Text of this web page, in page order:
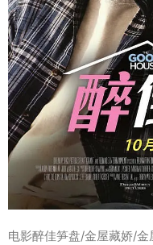
电影醉佳笋盘/金屋藏娇/